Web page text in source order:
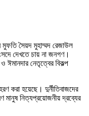
সৈয়দ মুহাম্মদ রেজাউল
দেখতে চায় না জনগণ।
ঈমানদার নেতৃত্বের বিকল্প
করা হয়েছে। দুর্নীতিবাজদের
মানুষ নিত্যপ্রয়োজনীয় দ্রব্যের